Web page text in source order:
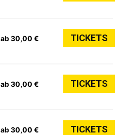
ab 30,00 € TICKETS
ab 30,00 € TICKETS
ab 30,00 € TICKETS